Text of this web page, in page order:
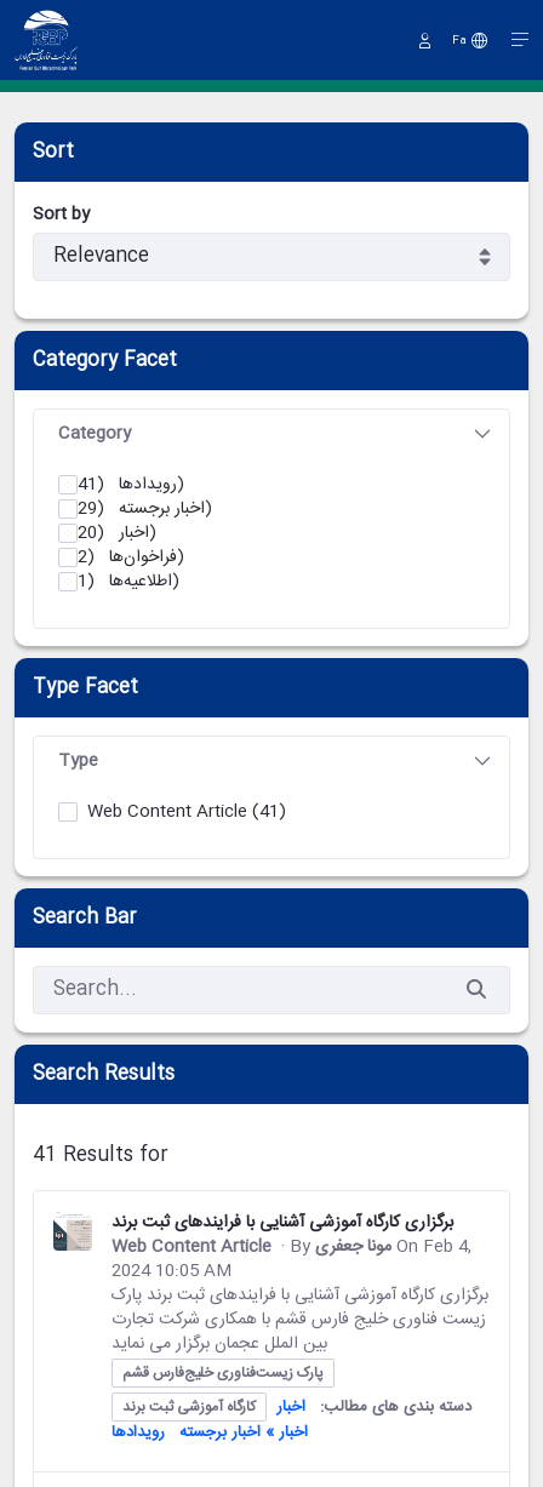
Fa
Sort
Sort by
Category Facet
Category
رویدادها(41)
اخبار برجسته(29)
اخبار(20)
فراخوان‌ها(2)
اطلاعیه‌ها(1)
Type Facet
Type
Web Content Article (41)
Search Bar
Search Results
41 Results for
برگزاری کارگاه آموزشی آشنایی با فرایندهای ثبت برند
Web Content Article · Byمونا جعفریOn Feb 4,
2024 10:05 AM
برگزاری کارگاه آموزشی آشنایی با فرایندهای ثبت برند پارک
زیست فناوری خلیج فارس قشم با همکاری شرکت تجارت
بین الملل عجمان برگزار می نماید
پارک زیست‌فناوری خلیج‌فارس قشم
کارگاه آموزشی ثبت برند
دسته بندی های مطالب: اخبار
اخبار » اخبار برجسته رویدادها